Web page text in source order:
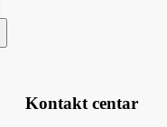
Kontakt centar